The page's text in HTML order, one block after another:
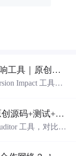
Next.js渲染边界审计版本变更影响工具｜原创源码+测试+离线报告
Impact 工具，
识别变更影响。
可复现合成示
Flash模型版本缓存兼容工具｜原创源码+测试+离线报告
工具，对比两